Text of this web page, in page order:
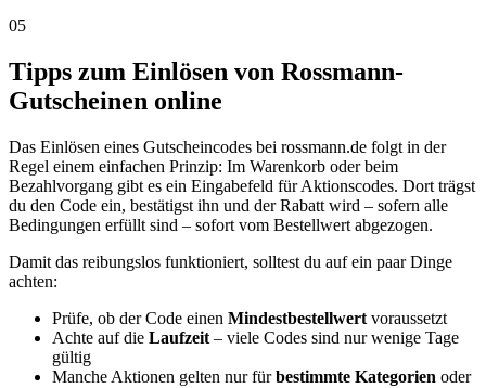
05
Tipps zum Einlösen von Rossmann-
Gutscheinen online
Das Einlösen eines Gutscheincodes bei rossmann.de folgt in der
Regel einem einfachen Prinzip: Im Warenkorb oder beim
Bezahlvorgang gibt es ein Eingabefeld für Aktionscodes. Dort trägst
du den Code ein, bestätigst ihn und der Rabatt wird – sofern alle
Bedingungen erfüllt sind – sofort vom Bestellwert abgezogen.
Damit das reibungslos funktioniert, solltest du auf ein paar Dinge
achten:
Prüfe, ob der Code einen Mindestbestellwert voraussetzt
Achte auf die Laufzeit – viele Codes sind nur wenige Tage
gültig
Manche Aktionen gelten nur fürbestimmte Kategorien oder